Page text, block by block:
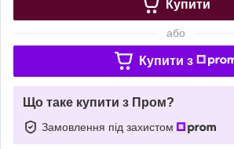
Купити
або
Купити з
Що таке купити з Пром?
Замовлення під захистом